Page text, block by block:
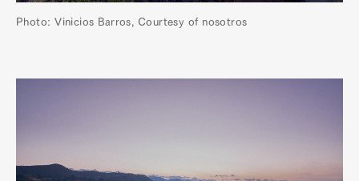
Photo: Vinicios Barros, Courtesy of nosotros